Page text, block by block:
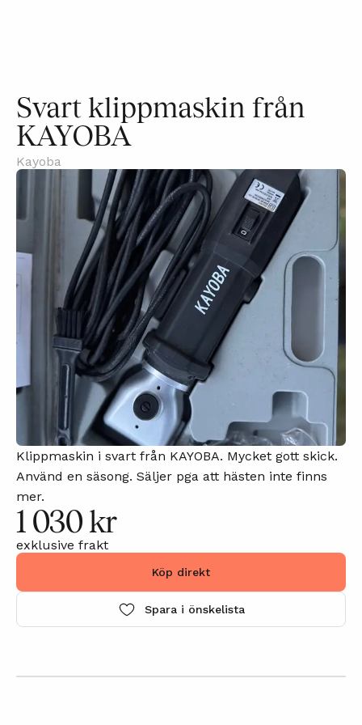
Svart klippmaskin från
KAYOBA
Kayoba
Klippmaskin i svart från KAYOBA. Mycket gott skick.
Använd en säsong. Säljer pga att hästen inte finns
mer.
1 030 kr
exklusive frakt
Köp direkt
Spara i önskelista